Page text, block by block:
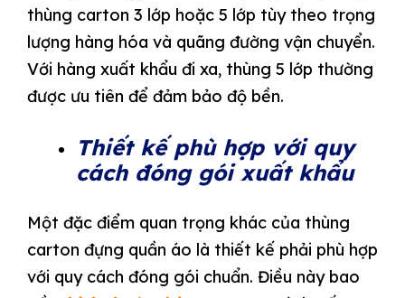
thùng carton 3 lớp hoặc 5 lớp tùy theo trọng
lượng hàng hóa và quãng đường vận chuyển.
Với hàng xuất khẩu đi xa, thùng 5 lớp thường
được ưu tiên để đảm bảo độ bền.
Thiết kế phù hợp với quy
cách đóng gói xuất khẩu
Một đặc điểm quan trọng khác của thùng
carton đựng quần áo là thiết kế phải phù hợp
với quy cách đóng gói chuẩn. Điều này bao